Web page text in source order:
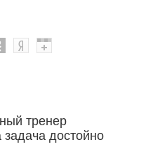
тренер
достойно